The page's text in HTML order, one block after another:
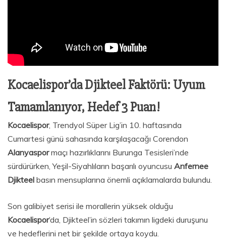
Kocaelispor’da Djikteel Faktörü: Uyum
Tamamlanıyor, Hedef 3 Puan!
Kocaelispor, Trendyol Süper Lig’in 10. haftasında
Cumartesi günü sahasında karşılaşacağı Corendon
Alanyaspormaçı hazırlıklarını Burunga Tesisleri’nde
sürdürürken, Yeşil-Siyahlıların başarılı oyuncusu Anfernee
Djikteel basın mensuplarına önemli açıklamalarda bulundu.
Son galibiyet serisi ile morallerin yüksek olduğu
Kocaelispor’da, Djikteel’in sözleri takımın ligdeki duruşunu
ve hedeflerini net bir şekilde ortaya koydu.